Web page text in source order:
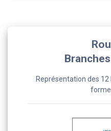
Représentation des
forme